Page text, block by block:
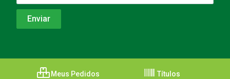
Meus Pedidos Títulos